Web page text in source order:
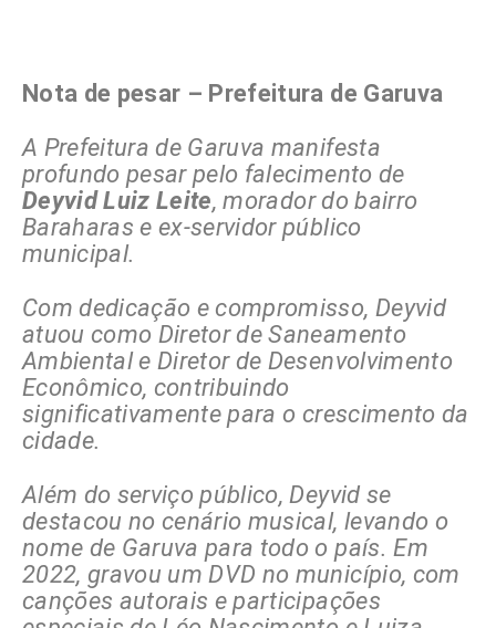
Nota de pesar – Prefeitura de Garuva
A Prefeitura de Garuva manifesta
profundo pesar pelo falecimento de
Deyvid Luiz Leite, morador do bairro
Baraharas e ex-servidor público
municipal.
Com dedicação e compromisso, Deyvid
atuou como Diretor de Saneamento
Ambiental e Diretor de Desenvolvimento
Econômico, contribuindo
significativamente para o crescimento da
cidade.
Além do serviço público, Deyvid se
destacou no cenário musical, levando o
nome de Garuva para todo o país. Em
2022, gravou um DVD no município, com
canções autorais e participações